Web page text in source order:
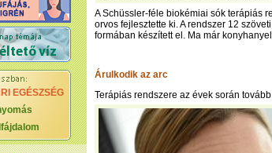
EGÉSZSÉG
A Schüssler-féle biokémiai sók terápiás
orvos fejlesztette ki. A rendszer 12
formában készített el. Ma már
Árulkodik az arc
Terápiás rendszere az évek során